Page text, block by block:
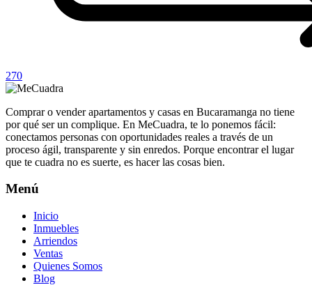
270
Comprar o vender apartamentos y casas en Bucaramanga no tiene
por qué ser un complique. En MeCuadra, te lo ponemos fácil:
conectamos personas con oportunidades reales a través de un
proceso ágil, transparente y sin enredos. Porque encontrar el lugar
que te cuadra no es suerte, es hacer las cosas bien.
Menú
Inicio
Inmuebles
Arriendos
Ventas
Quienes Somos
Blog